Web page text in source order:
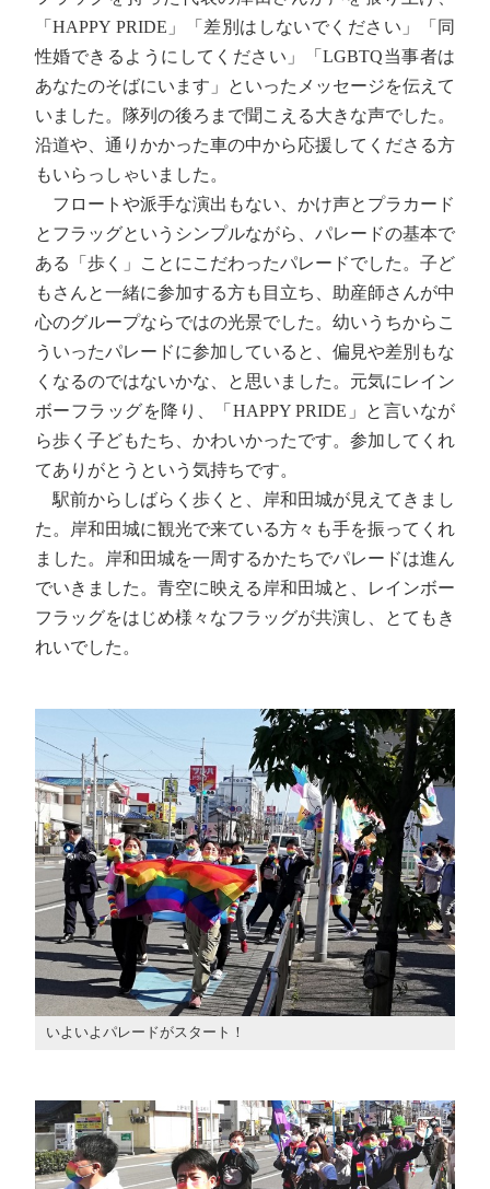
「HAPPY PRIDE」「差別はしないでください」「同
性婚できるようにしてください」「LGBTQ当事者は
あなたのそばにいます」といったメッセージを伝えて
いました。隊列の後ろまで聞こえる大きな声でした。
沿道や、通りかかった車の中から応援してくださる方
もいらっしゃいました。
フロートや派手な演出もない、かけ声とプラカード
とフラッグというシンプルながら、パレードの基本で
ある「歩く」ことにこだわったパレードでした。子ど
もさんと一緒に参加する方も目立ち、助産師さんが中
心のグループならではの光景でした。幼いうちからこ
ういったパレードに参加していると、偏見や差別もな
くなるのではないかな、と思いました。元気にレイン
ボーフラッグを降り、「HAPPY PRIDE」と言いなが
ら歩く子どもたち、かわいかったです。参加してくれ
てありがとうという気持ちです。
駅前からしばらく歩くと、岸和田城が見えてきまし
た。岸和田城に観光で来ている方々も手を振ってくれ
ました。岸和田城を一周するかたちでパレードは進ん
でいきました。青空に映える岸和田城と、レインボー
フラッグをはじめ様々なフラッグが共演し、とてもき
れいでした。
いよいよパレードがスタート！